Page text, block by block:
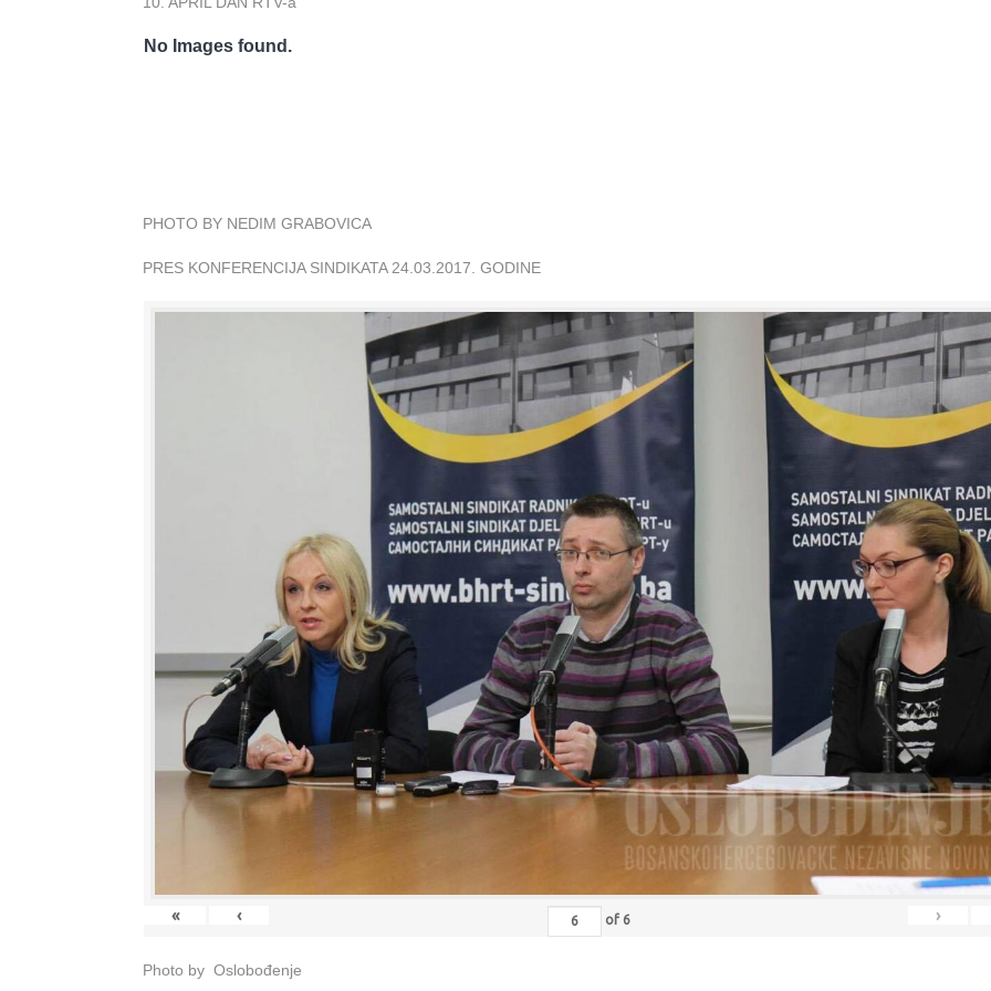
No Images found.
PHOTO BY NEDIM GRABOVICA
PRES KONFERENCIJA SINDIKATA 24.03.2017. GODINE
« ‹ of 6 ›
Photo by Oslobođenje